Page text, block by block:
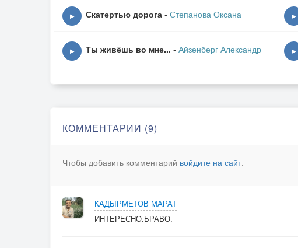
Только сон, это был только сон -2раза,
Только сон, это всего лишь сон.
▶ Скатертью дорога - Степанова Оксана ▶
▶ Ты живёшь во мне... - Айзенберг Александр ▶
КОММЕНТАРИИ (9)
Чтобы добавить комментарий войдите на сайт.
КАДЫРМЕТОВ МАРАТ
ИНТЕРЕСНО.БРАВО.